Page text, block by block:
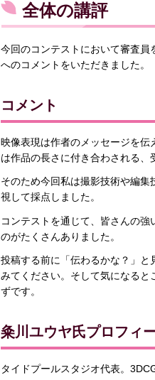
全体の講評
今回のコンテストにおいて審査
へのコメントをいただきました。
コメント
映像表現は作者のメッセージを伝
は作品の長さに付き合わされる、
そのため今回私は撮影技術や編
視して採点しました。
コンテストを通じて、皆さんの
のがたくさんありました。
投稿する前に「伝わるかな？」
みてください。そして気になる
ずです。
粂川ユウヤ氏プロフィ
タイドプールスタジオ代表。